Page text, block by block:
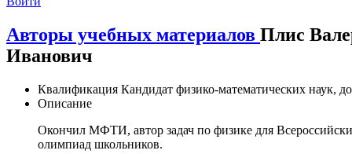
Авторы учебных материалов Плис
Иванович
Квалификация Кандидат физико-математических наук,
Описание
Окончил МФТИ, автор задач по физике для
олимпиад школьников.